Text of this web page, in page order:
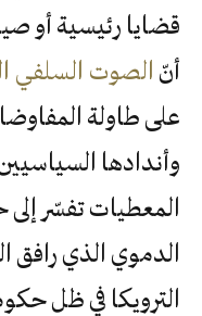
قضايا رئيسية أو
أنّ الصوت السلفي
على طاولة
وأندادها
المعطيات تفسّر
الدموي الذي رافق